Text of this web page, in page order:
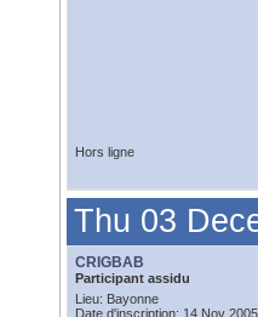
Hors ligne
Thu 03
CRIGBAB
Participant assidu
Lieu: Bayonne
Date d'inscription: 14 Nov 2005